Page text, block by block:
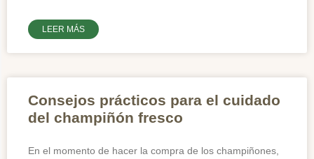
LEER MÁS
Consejos prácticos para el cuidado
del champiñón fresco
En el momento de hacer la compra de los champiñones,